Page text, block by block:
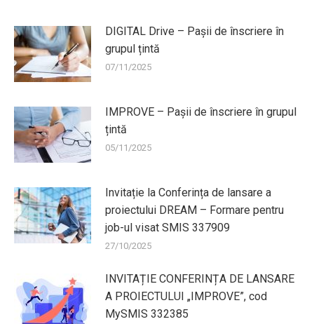
DIGITAL Drive – Pașii de înscriere în
grupul țintă
07/11/2025
IMPROVE – Pașii de înscriere în grupul
țintă
05/11/2025
Invitație la Conferința de lansare a
proiectului DREAM – Formare pentru
job-ul visat SMIS 337909
27/10/2025
INVITAȚIE CONFERINȚA DE LANSARE
A PROIECTULUI „IMPROVE”, cod
MySMIS 332385